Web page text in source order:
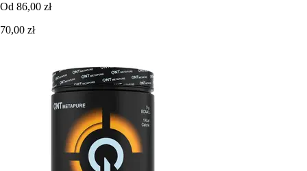
Od 86,00 zł
70,00 zł